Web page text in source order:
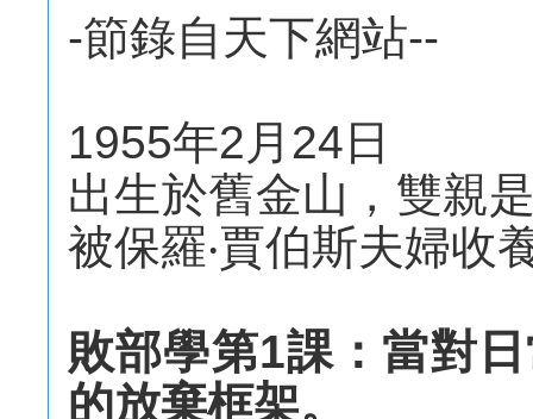
-節錄自天下網站--
1955年2月24日
出生於舊金山，雙親
被保羅‧賈伯斯夫婦收
敗部學第1課：當對
的放棄框架。